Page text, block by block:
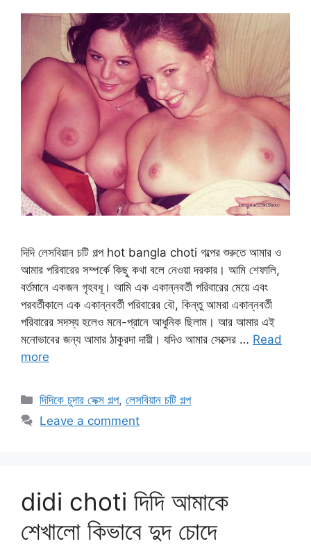
দিদি লেসবিয়ান চটি গল্প hot bangla choti গল্পের শুরুতে আমার ও
আমার পরিবারের সম্পর্কে কিছু কথা বলে নেওয়া দরকার। আমি শেফালি,
বর্তমানে একজন গৃহবধূ। আমি এক একান্নবর্তী পরিবারের মেয়ে এবং
পরবর্তীকালে এক একান্নবর্তী পরিবারের বৌ, কিন্তু আমরা একান্নবর্তী
পরিবারের সদস্য হলেও মনে-প্রানে আধুনিক ছিলাম। আর আমার এই
মনোভাবের জন্য আমার ঠাকুরদা দায়ী। যদিও আমার সেক্সের … Read
more
Categories
দিদিকে চুদার সেক্স গল্প,লেসবিয়ান চটি গল্প
Leave a comment
didi choti দিদি আমাকে
শেখালো কিভাবে দুদ চোদে